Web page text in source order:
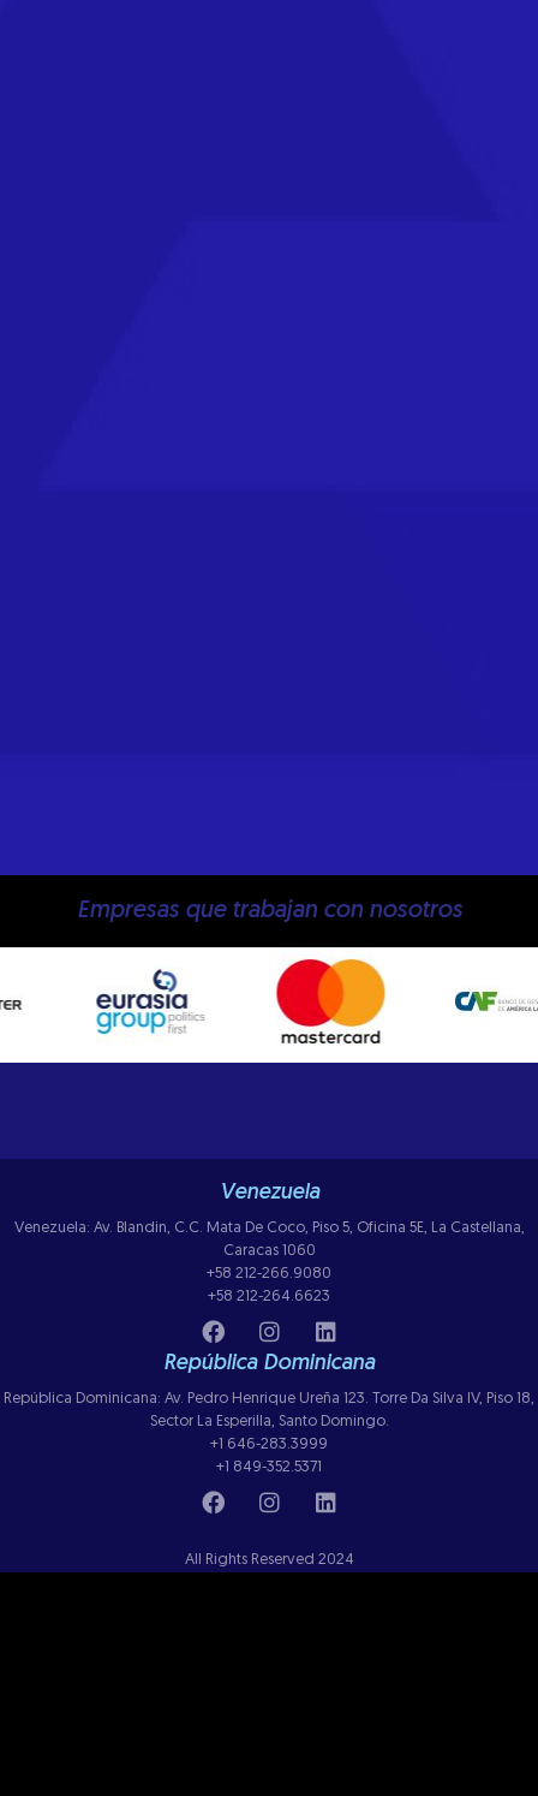
Empresas que trabajan con nosotros
Venezuela
Venezuela: Av. Blandin, C.C. Mata De Coco, Piso 5, Oficina 5E, La Castellana,
Caracas 1060
+58 212-266.9080
+58 212-264.6623
República Dominicana
República Dominicana: Av. Pedro Henrique Ureña 123. Torre Da Silva IV, Piso 18,
Sector La Esperilla, Santo Domingo.
+1 646-283.3999
+1 849-352.5371
All Rights Reserved 2024